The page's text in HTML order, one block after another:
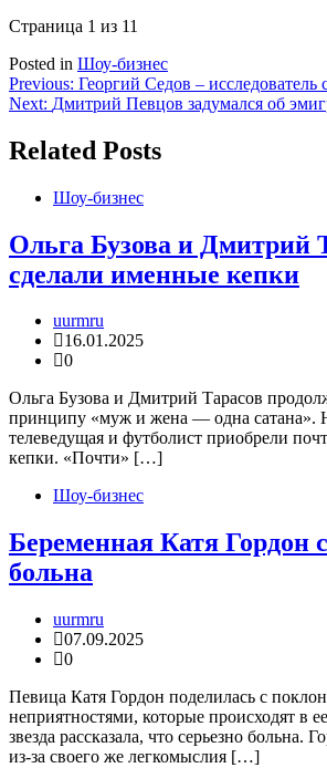
Страница 1 из 11
Posted in Шоу-бизнес
Навигация
по
записям
Previous: Георгий Седов – исследователь
Next: Дмитрий Певцов задумался об
Related Posts
Шоу-бизнес
Ольга Бузова и Дмитрий
сделали именные кепки
uurmru
16.01.2025
0
Ольга Бузова и Дмитрий Тарасов
принципу «муж и жена — одна сатана».
телеведущая и футболист приобрели
кепки. «Почти» […]
Шоу-бизнес
Беременная Катя Гордон
больна
uurmru
07.09.2025
0
Певица Катя Гордон поделилась с
неприятностями, которые происходят в
звезда рассказала, что серьезно больна.
из-за своего же легкомыслия […]